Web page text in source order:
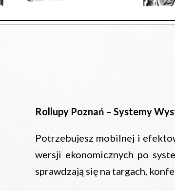
Rollupy Poznań – Systemy
Potrzebujesz mobilnej i
wersji ekonomicznych po
sprawdzają się na targach,